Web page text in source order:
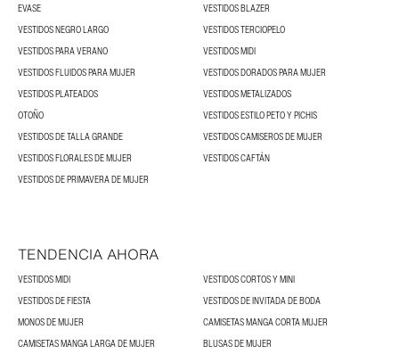
EVASE
VESTIDOS BLAZER
VESTIDOS NEGRO LARGO
VESTIDOS TERCIOPELO
VESTIDOS PARA VERANO
VESTIDOS MIDI
VESTIDOS FLUIDOS PARA MUJER
VESTIDOS DORADOS PARA MUJER
VESTIDOS PLATEADOS
VESTIDOS METALIZADOS
OTOÑO
VESTIDOS ESTILO PETO Y PICHIS
VESTIDOS DE TALLA GRANDE
VESTIDOS CAMISEROS DE MUJER
VESTIDOS FLORALES DE MUJER
VESTIDOS CAFTÁN
VESTIDOS DE PRIMAVERA DE MUJER
TENDENCIA AHORA
VESTIDOS MIDI
VESTIDOS CORTOS Y MINI
VESTIDOS DE FIESTA
VESTIDOS DE INVITADA DE BODA
MONOS DE MUJER
CAMISETAS MANGA CORTA MUJER
CAMISETAS MANGA LARGA DE MUJER
BLUSAS DE MUJER